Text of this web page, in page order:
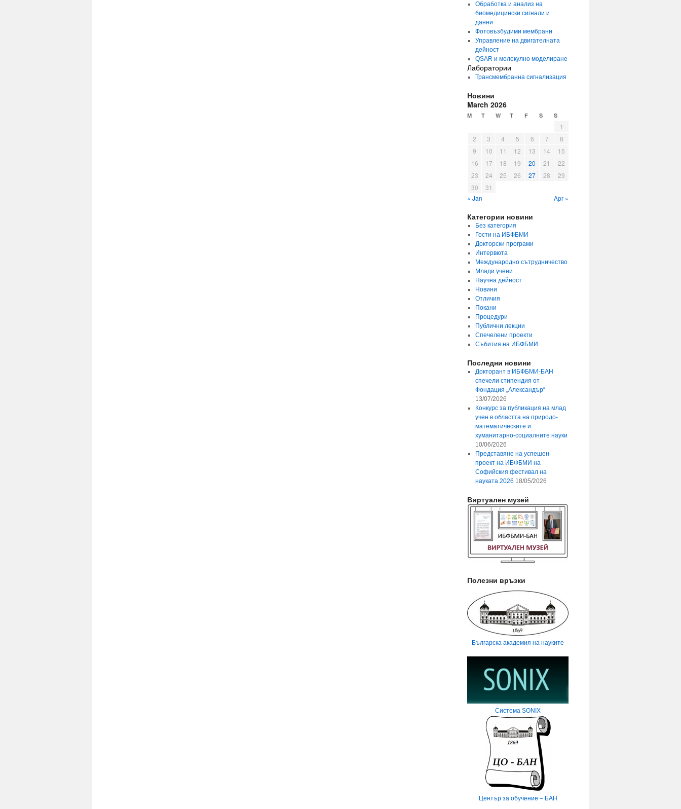
Обработка и анализ на
биомедицински сигнали и
данни
Фотовъзбудими мембрани
Управление на двигателната
дейност
QSAR и молекулно моделиране
Лаборатории
Трансмембранна сигнализация
Новини
March 2026
M T W T F S S
« Jan Apr »
1
2
3 4 5 6 7
8
9
10 11 12 13 14
15
16
17 18 19 20 21
22
23
24 25 26 27 28
29
30
31
Категории новини
Без категория
Гости на ИБФБМИ
Докторски програми
Интервюта
Международно сътрудничество
Млади учени
Научна дейност
Новини
Отличия
Покани
Процедури
Публични лекции
Спечелени проекти
Събития на ИБФБМИ
Последни новини
Докторант в ИБФБМИ-БАН
спечели стипендия от
Фондация „Александър“
13/07/2026
Конкурс за публикация на млад
учен в областта на природо-
математическите и
хуманитарно-социалните науки
10/06/2026
Представяне на успешен
проект на ИБФБМИ на
Софийския фестивал на
науката 2026 18/05/2026
Виртуален музей
Полезни връзки
Българска академия на науките
Система SONIX
Център за обучение – БАН